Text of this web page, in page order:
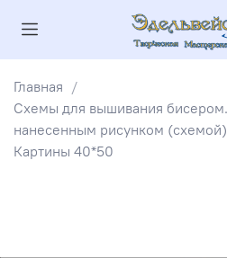
Главная
Схемы для вышивания бисером.
нанесенным рисунком
Картины 40*50